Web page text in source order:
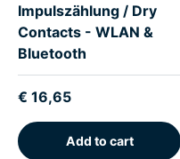
Impulszählung / Dry
Contacts - WLAN &
Bluetooth
€ 16,65
Add to cart